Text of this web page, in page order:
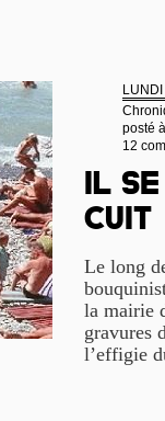
posté
12
Il se
cuit
Le long
la mairie
gravures
l’effigie